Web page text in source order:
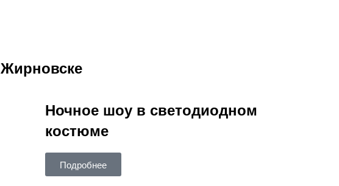
Ночное шоу в светодиодном
костюме
Подробнее